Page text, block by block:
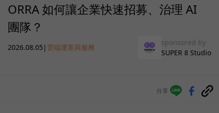
ORRA 如何讓企業快速招募、治理 AI
團隊？
2026.08.05 | 雲端運算與服務
sponsored by
SUPER 8 Studio
分享